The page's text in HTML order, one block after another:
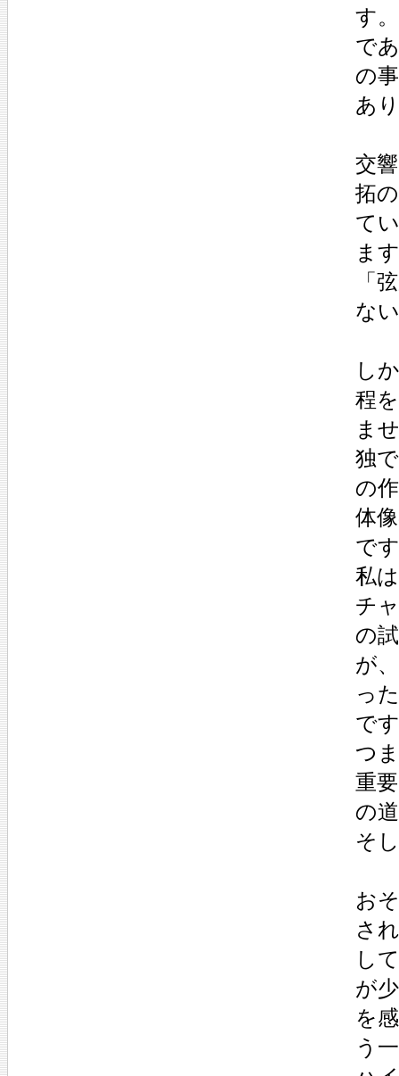
す
で
の
あ
交
拓
て
ま
「
な
し
程
ま
独
の
体
で
私
チ
の
が
っ
で
つ
重
の
そ
お
さ
し
が
を
う